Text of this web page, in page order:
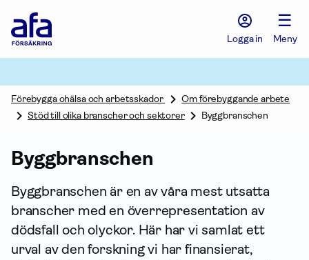
Försäkring
Logga in
☰
Meny
Förebygga ohälsa och arbetsskador
Om förebyggande arbete
Stöd till olika branscher och sektorer
Byggbranschen
Byggbranschen
Byggbranschen är en av våra mest utsatta
branscher med en överrepresentation av
dödsfall och olyckor. Här har vi samlat ett
urval av den forskning vi har finansierat,